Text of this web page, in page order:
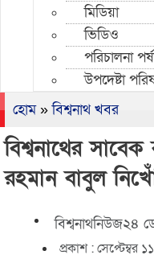
মিডিয়া
ভিডিও
পরিচালনা
উপদেষ্টা
হোম»বিশ্বনাথ খবর
বিশ্বনাথের
রহমান বাবুল
বিশ্বনাথনিউজ২৪
প্রকাশ :সেপ্টেম্বর